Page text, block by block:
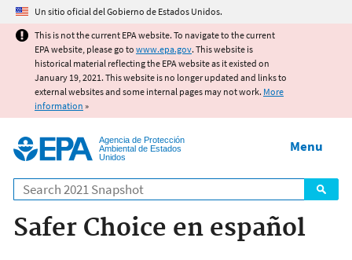
Jump to main content
Un sitio oficial del Gobierno de Estados Unidos.
This is not the current EPA website. To navigate to the current
EPA website, please go to www.epa.gov. This website is
historical material reflecting the EPA website as it existed on
January 19, 2021. This website is no longer updated and links to
external websites and some internal pages may not work. More
information »
Agencia de Protección
Ambiental de Estados
Unidos
Search
Menu
Safer Choice en español